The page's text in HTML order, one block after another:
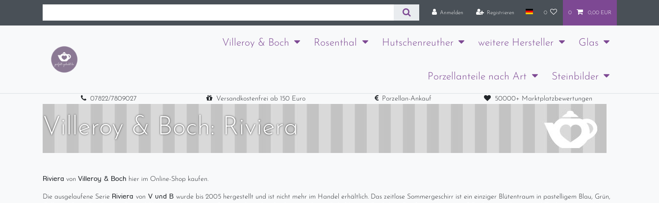
Anmelden Registrieren 0 0 0,00 EUR
Villeroy & Boch Rosenthal Hutschenreuther weitere Hersteller Glas
Porzellanteile nach Art Steinbilder
07822/7809027 Versandkostenfrei ab 150 Euro Porzellan-Ankauf 50000+ Marktplatzbewertungen
Villeroy & Boch: Riviera
Riviera von Villeroy & Boch hier im Online-Shop kaufen.
Die ausgelaufene Serie Riviera von V und B wurde bis 2005 hergestellt und ist nicht mehr im Handel erhältlich. Das zeitlose Sommergeschirr ist ein einziger Blütentraum in pastelligem Blau, Grün,